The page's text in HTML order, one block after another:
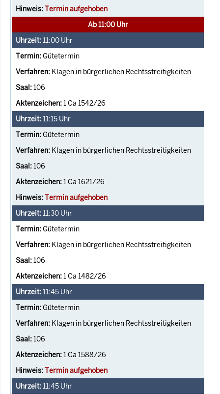
Termin aufgehoben
Ab 11:00 Uhr
11:00 Uhr
Gütetermin
Klagen in bürgerlichen Rechtsstreitigkeiten
106
1 Ca 1542/26
11:15 Uhr
Gütetermin
Klagen in bürgerlichen Rechtsstreitigkeiten
106
1 Ca 1621/26
Termin aufgehoben
11:30 Uhr
Gütetermin
Klagen in bürgerlichen Rechtsstreitigkeiten
106
1 Ca 1482/26
11:45 Uhr
Gütetermin
Klagen in bürgerlichen Rechtsstreitigkeiten
106
1 Ca 1588/26
Termin aufgehoben
11:45 Uhr